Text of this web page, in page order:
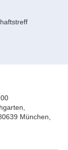
München,